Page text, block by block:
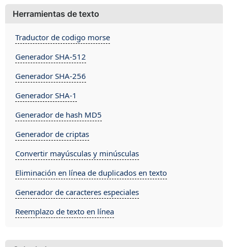
Herramientas de texto
Traductor de codigo morse
Generador SHA-512
Generador SHA-256
Generador SHA-1
Generador de hash MD5
Generador de criptas
Convertir mayúsculas y minúsculas
Eliminación en línea de duplicados en texto
Generador de caracteres especiales
Reemplazo de texto en línea